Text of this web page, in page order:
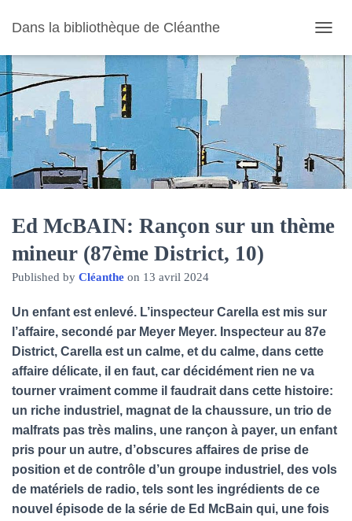
Dans la bibliothèque de Cléanthe
U
/
E
M
L
I
A
T
N
Ed McBAIN: Rançon sur un thème
mineur (87ème District, 10)
Published by Cléanthe on 13 avril 2024
Un enfant est enlevé. L’inspecteur Carella est mis sur
l’affaire, secondé par Meyer Meyer. Inspecteur au 87e
District, Carella est un calme, et du calme, dans cette
affaire délicate, il en faut, car décidément rien ne va
tourner vraiment comme il faudrait dans cette histoire:
un riche industriel, magnat de la chaussure, un trio de
malfrats pas très malins, une rançon à payer, un enfant
pris pour un autre, d’obscures affaires de prise de
position et de contrôle d’un groupe industriel, des vols
de matériels de radio, tels sont les ingrédients de ce
nouvel épisode de la série de Ed McBain qui, une fois